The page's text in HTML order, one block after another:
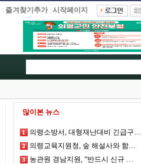
즐겨찾기추가 시작페이지
많이본 뉴스
의령소방서, 대형재난대비 긴급구…
의령교육지원청, 숲 해설사와 함…
농관원 경남지원, “반드시 신규 …